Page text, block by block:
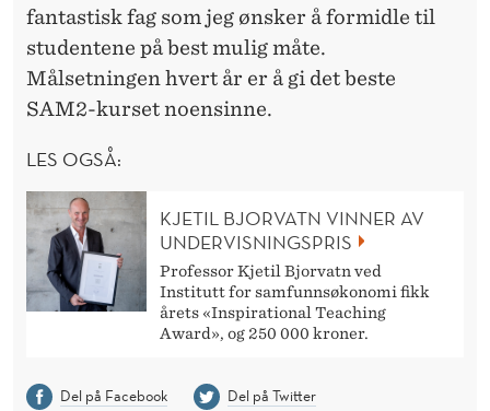
fantastisk fag som jeg ønsker å formidle til
studentene på best mulig måte.
Målsetningen hvert år er å gi det beste
SAM2-kurset noensinne.
LES OGSÅ:
KJETIL BJORVATN VINNER AV
UNDERVISNINGSPRIS
Professor Kjetil Bjorvatn ved
Institutt for samfunnsøkonomi fikk
årets «Inspirational Teaching
Award», og 250 000 kroner.
Del på Facebook
Del på Twitter